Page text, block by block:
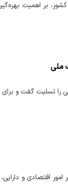
بر اهمیت
ملی
را تسلیت گفت و
اقتصادی و